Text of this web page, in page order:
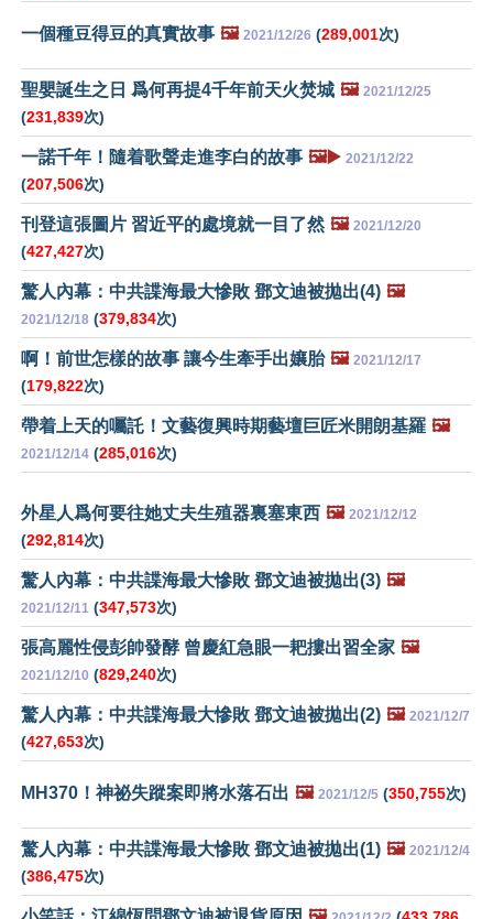
一個種豆得豆的真實故事 🖼️ 2021/12/26 (289,001次)
聖嬰誕生之日 爲何再提4千年前天火焚城 🖼️ 2021/12/25
(231,839次)
一諾千年！隨着歌聲走進李白的故事 🖼️▶️ 2021/12/22
(207,506次)
刊登這張圖片 習近平的處境就一目了然 🖼️ 2021/12/20
(427,427次)
驚人內幕：中共諜海最大慘敗 鄧文迪被拋出(4) 🖼️
2021/12/18 (379,834次)
啊！前世怎樣的故事 讓今生牽手出孃胎 🖼️ 2021/12/17
(179,822次)
帶着上天的囑託！文藝復興時期藝壇巨匠米開朗基羅 🖼️
2021/12/14 (285,016次)
外星人爲何要往她丈夫生殖器裏塞東西 🖼️ 2021/12/12
(292,814次)
驚人內幕：中共諜海最大慘敗 鄧文迪被拋出(3) 🖼️
2021/12/11 (347,573次)
張高麗性侵彭帥發酵 曾慶紅急眼一耙摟出習全家 🖼️
2021/12/10 (829,240次)
驚人內幕：中共諜海最大慘敗 鄧文迪被拋出(2) 🖼️ 2021/12/7
(427,653次)
MH370！神祕失蹤案即將水落石出 🖼️ 2021/12/5 (350,755次)
驚人內幕：中共諜海最大慘敗 鄧文迪被拋出(1) 🖼️ 2021/12/4
(386,475次)